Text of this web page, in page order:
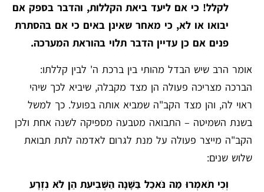
לקלל! כי אם ליעד ביאת הקללות, והדבר בספק אם
יבואו או לא, כי מאחר שאינן באים כי אם בהסתרת
פנים אם כן עדיין הדבר תלוי בהוראת המערכה.
אומר הרב שיש הבדל מהותי בין ברכת ה' לבין קללתו:
הברכה מצריכה פעולה הן מצד מקבלה, שיביא לכך שיהי
ראוי לה, והן מצד הקב"ה שמביא אותה בפועל. כך למשל
בשנת השמיטה – התבואה מטבעה מספיקה לשנה אחת ולכן
הקב"ה מייצר פעולה על מנת לגרום לאדמה לתת תבואת
שלוש שנים:
וְכִי תֹאמְרוּ מַה נֹּאכַל בַּשָּׁנָה הַשְּׁבִיעִת הֵן לֹא נִזְרָע